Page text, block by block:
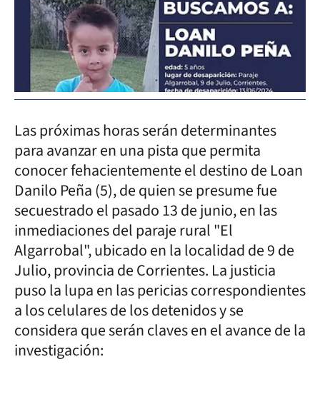
Las próximas horas serán determinantes
para avanzar en una pista que permita
conocer fehacientemente el destino de Loan
Danilo Peña (5), de quien se presume fue
secuestrado el pasado 13 de junio, en las
inmediaciones del paraje rural "El
Algarrobal", ubicado en la localidad de 9 de
Julio, provincia de Corrientes. La justicia
puso la lupa en las pericias correspondientes
a los celulares de los detenidos y se
considera que serán claves en el avance de la
investigación: